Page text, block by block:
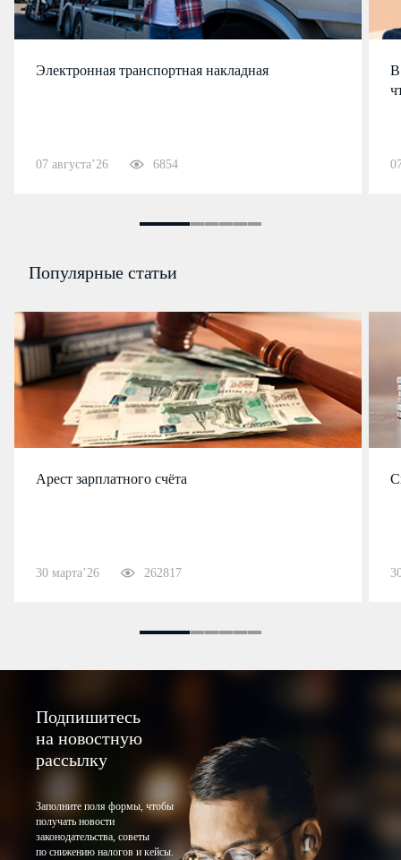
Электронная транспортная накладная
07 августа’26 6854
В
Популярные статьи
Арест зарплатного счёта
30 марта’26 262817
Подпишитесь
на новостную
рассылку
Заполните поля формы, чтобы
получать новости
законодательства, советы
по снижению налогов и кейсы.